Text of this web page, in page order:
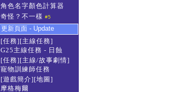
角色名字顏色計算器
奇怪？不一樣 #5
更新頁面 - Update
[任務][主線任務]
G25主線任務 - 日蝕
[任務][主線/故事劇情]
寵物訓練師任務
[遊戲簡介][地圖]
摩格梅爾